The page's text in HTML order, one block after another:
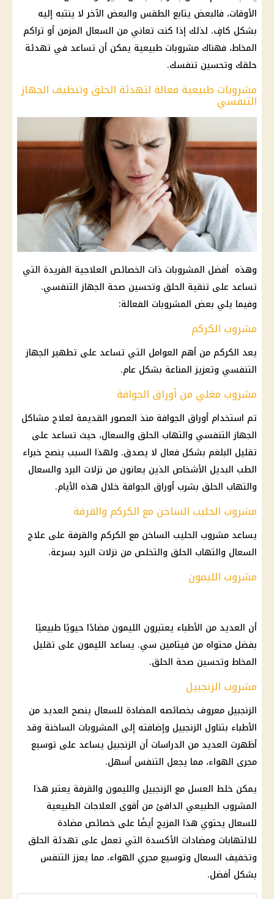
الأوقات، فالبعض يتابع الطقس والبعض الآخر لا ينتبه إليه
بشكل كافٍ. لذلك إذا كنت تعاني من السعال المزمن أو تراكم
المخاط، فهناك مشروبات طبيعية يمكن أن تساعد في تهدئة
حلقك وتحسين تنفسك.
مشروبات طبيعية فعالة لتهدئة الحلق وتنظيف الجهاز
التنفسي
وهذه أفضل المشروبات ذات الخصائص العلاجية الفريدة التي
تساعد على تنقية الحلق وتحسين صحة الجهاز التنفسي.
وفيما يلي بعض المشروبات الفعالة:
مشروب الكركم
يعد الكركم من أهم العوامل التي تساعد على تطهير الجهاز
التنفسي وتعزيز المناعة بشكل عام.
مشروب مغلي من أوراق الجوافة
تم استخدام أوراق الجوافة منذ العصور القديمة لعلاج مشاكل
الجهاز التنفسي والتهاب الحلق والسعال، حيث تساعد على
تقليل البلغم بشكل فعال لا يصدق. ولهذا السبب ينصح خبراء
الطب البديل الأشخاص الذين يعانون من نزلات البرد والسعال
والتهاب الحلق بشرب أوراق الجوافة خلال هذه الأيام.
مشروب الحليب الساخن مع الكركم والقرفة
يساعد مشروب الحليب الساخن مع الكركم والقرفة على علاج
السعال والتهاب الحلق والتخلص من نزلات البرد بسرعة.
مشروب الليمون
أن العديد من الأطباء يعتبرون الليمون مضادًا حيويًا طبيعيًا
بفضل محتواه من فيتامين سي. يساعد الليمون على تقليل
المخاط وتحسين صحة الحلق.
مشروب الزنجبيل
الزنجبيل معروف بخصائصه المضادة للسعال ينصح العديد من
الأطباء بتناول الزنجبيل وإضافته إلى المشروبات الساخنة وقد
أظهرت العديد من الدراسات أن الزنجبيل يساعد على توسيع
مجرى الهواء، مما يجعل التنفس أسهل.
يمكن خلط العسل مع الزنجبيل والليمون والقرفة يعتبر هذا
المشروب الطبيعي الدافئ من أقوى العلاجات الطبيعية
للسعال يحتوي هذا المزيج أيضًا على خصائص مضادة
للالتهابات ومضادات الأكسدة التي تعمل على تهدئة الحلق
وتخفيف السعال وتوسيع مجري الهواء، مما يعزز التنفس
بشكل أفضل.